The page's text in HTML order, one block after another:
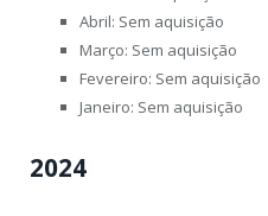
Abril: Sem aquisição
Março: Sem aquisição
Fevereiro: Sem aquisição
Janeiro: Sem aquisição
2024